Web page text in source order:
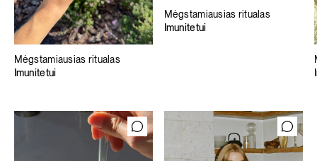
Mėgstamiausias ritualas
Imunitetui
Mėgstamiausias ritualas
Imunitetui